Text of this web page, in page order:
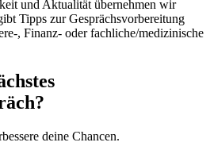
und Aktualität übernehmen wir
Tipps zur Gesprächs­vorbereitung
, Finanz- oder fachliche/medizinische
deine Chancen.